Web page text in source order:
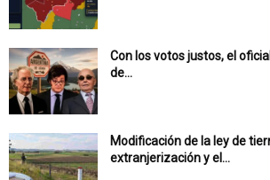
Con los votos justos, el
de...
Modificación de la ley de
extranjerización y el...